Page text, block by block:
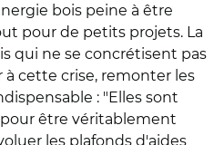
bois peine à être
pour de petits projets. La
qui ne se concrétisent pas
à cette crise, remonter les
: "Elles sont
être véritablement
les plafonds d'aides